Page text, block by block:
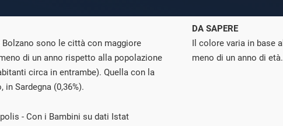
Bolzano sono le città con maggiore
di un anno rispetto alla popolazione
circa in entrambe). Quella con la
Sardegna (0,36%).
DA SAPERE
Il colore varia in base
meno di un anno di
- Con i Bambini su dati Istat